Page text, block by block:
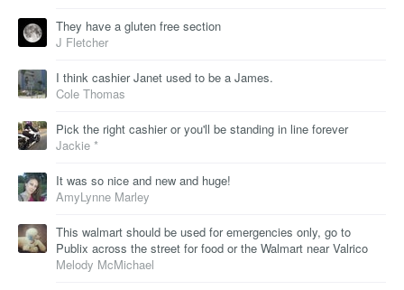
They have a gluten free section
J Fletcher
I think cashier Janet used to be a James.
Cole Thomas
Pick the right cashier or you'll be standing in line forever
Jackie *
It was so nice and new and huge!
AmyLynne Marley
This walmart should be used for emergencies only, go to
Publix across the street for food or the Walmart near Valrico
Melody McMichael